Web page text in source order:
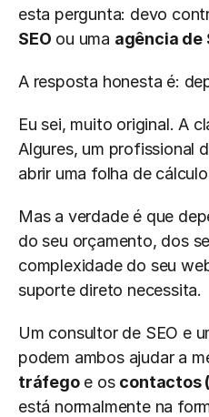
esta pergunta: devo
SEO ou uma agência de
A resposta honesta é:
Eu sei, muito original. A
Algures, um profissional
abrir uma folha de
Mas a verdade é que
do seu orçamento, dos
complexidade do seu
suporte direto necessita.
Um consultor de SEO e
podem ambos ajudar a
tráfego e os contactos
está normalmente na